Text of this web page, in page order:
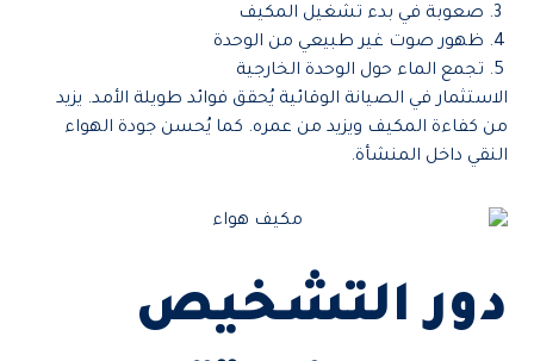
صعوبة في بدء تشغيل المكيف
ظهور صوت غير طبيعي من الوحدة
تجمع الماء حول الوحدة الخارجية
الاستثمار في الصيانة الوقائية يُحقق فوائد طويلة الأمد. يزيد
من كفاءة المكيف ويزيد من عمره. كما يُحسن جودة الهواء
النقي داخل المنشأة.
دور التشخيص